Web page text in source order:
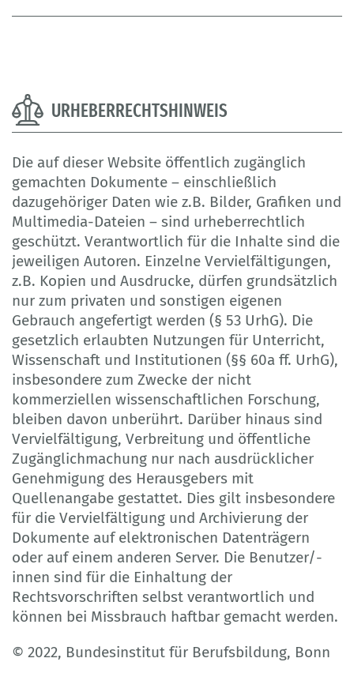
URHEBERRECHTSHINWEIS
Die auf dieser Website öffentlich zugänglich
gemachten Dokumente – einschließlich
dazugehöriger Daten wie z.B. Bilder, Grafiken und
Multimedia-Dateien – sind urheberrechtlich
geschützt. Verantwortlich für die Inhalte sind die
jeweiligen Autoren. Einzelne Vervielfältigungen,
z.B. Kopien und Ausdrucke, dürfen grundsätzlich
nur zum privaten und sonstigen eigenen
Gebrauch angefertigt werden (§ 53 UrhG). Die
gesetzlich erlaubten Nutzungen für Unterricht,
Wissenschaft und Institutionen (§§ 60a ff. UrhG),
insbesondere zum Zwecke der nicht
kommerziellen wissenschaftlichen Forschung,
bleiben davon unberührt. Darüber hinaus sind
Vervielfältigung, Verbreitung und öffentliche
Zugänglichmachung nur nach ausdrücklicher
Genehmigung des Herausgebers mit
Quellenangabe gestattet. Dies gilt insbesondere
für die Vervielfältigung und Archivierung der
Dokumente auf elektronischen Datenträgern
oder auf einem anderen Server. Die Benutzer/-
innen sind für die Einhaltung der
Rechtsvorschriften selbst verantwortlich und
können bei Missbrauch haftbar gemacht werden.
© 2022, Bundesinstitut für Berufsbildung, Bonn